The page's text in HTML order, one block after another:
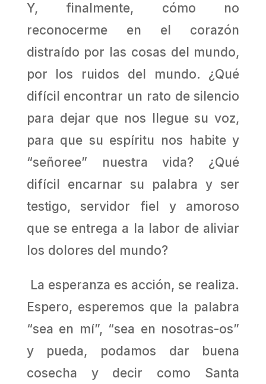
Y, finalmente, cómo no
reconocerme en el corazón
distraído por las cosas del mundo,
por los ruidos del mundo. ¿Qué
difícil encontrar un rato de silencio
para dejar que nos llegue su voz,
para que su espíritu nos habite y
“señoree” nuestra vida? ¿Qué
difícil encarnar su palabra y ser
testigo, servidor fiel y amoroso
que se entrega a la labor de aliviar
los dolores del mundo?
La esperanza es acción, se realiza.
Espero, esperemos que la palabra
“sea en mí”, “sea en nosotras-os”
y pueda, podamos dar buena
cosecha y decir como Santa